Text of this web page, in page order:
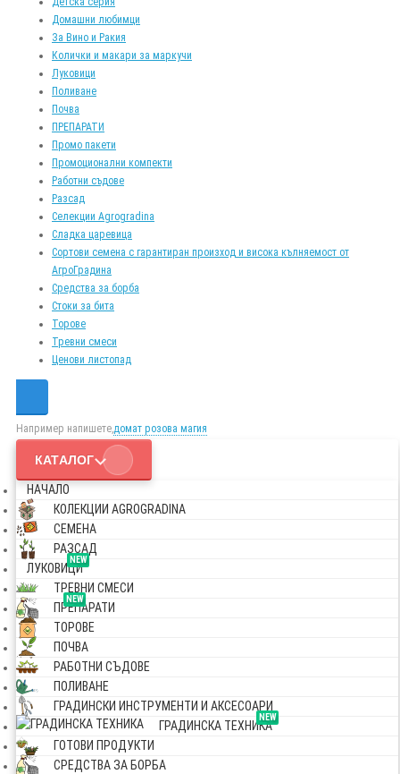
Домашни любимци
За Вино и Ракия
Колички и макари за маркучи
Луковици
Поливане
Почва
ПРЕПАРАТИ
Промо пакети
Промоционални компекти
Работни съдове
Разсад
Селекции Agrogradina
Сладка царевица
Сортови семена с гарантиран произход и висока кълняемост от
АгроГрадина
Средства за борба
Стоки за бита
Торове
Тревни смеси
Ценови листопад
Например напишете,домат розова магия
КАТАЛОГ
НАЧАЛО
КОЛЕКЦИИ AGROGRADINA
СЕМЕНА
РАЗСАД
NEW
ЛУКОВИЦИ
ТРЕВНИ СМЕСИ
NEW
ПРЕПАРАТИ
ТОРОВЕ
ПОЧВА
РАБОТНИ СЪДОВЕ
ПОЛИВАНЕ
ГРАДИНСКИ ИНСТРУМЕНТИ И АКСЕСОАРИ
NEW
ГРАДИНСКА ТЕХНИКА
ГОТОВИ ПРОДУКТИ
СРЕДСТВА ЗА БОРБА